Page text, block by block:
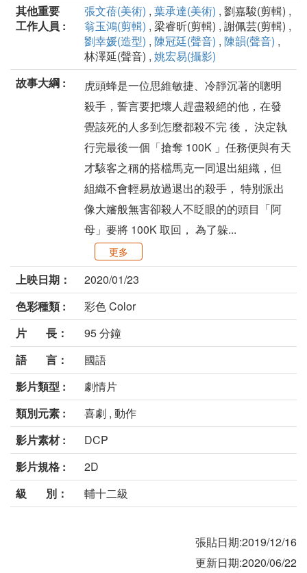
其他重要
工作人員 :
張文蓓(美術) , 葉承達(美術) , 劉嘉駿(剪輯) ,
翁玉鴻(剪輯) , 梁睿昕(剪輯) , 謝佩芸(剪輯) ,
劉幸媛(造型) , 陳冠廷(聲音) , 陳韻(聲音) ,
林澤延(聲音) , 姚宏易(攝影)
故事大綱 :
虎頭蜂是一位思維敏捷、冷靜沉著的聰明
殺手，誓言要把壞人趕盡殺絕的他，在發
覺該死的人多到怎麼都殺不完 後， 決定執
行完最後一個「搶奪 100K 」任務便與有天
才駭客之稱的搭檔馬克一同退出組織，但
組織不會輕易放過退出的殺手， 特別派出
像大嬸般無害卻殺人不眨眼的的頭目「阿
母」要將 100K 取回， 為了躲...
更多
上映日期：
2020/01/23
色彩種類 :
彩色 Color
片 長：
95 分鐘
語 言：
國語
影片類型 :
劇情片
類別元素 :
喜劇 , 動作
影片素材 :
DCP
影片規格 :
2D
級 別：
輔十二級
張貼日期:2019/12/16
更新日期:2020/06/22